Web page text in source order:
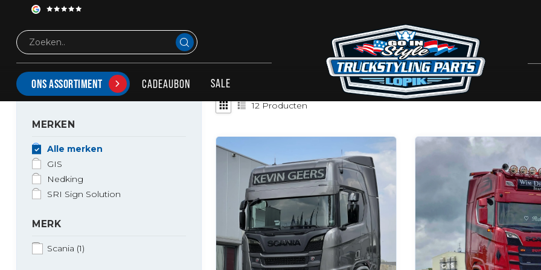
ONS ASSORTIMENT CADEAUBON SALE
PRODUCTEN GETAGD MET LICHTBAK
MERKEN
Alle merken
GIS
Nedking
SRI Sign Solution
MERK
Scania (1)
12 Producten